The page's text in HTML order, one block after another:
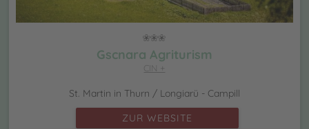
Gscnara Agriturism
CIN +
St. Martin in Thurn / Longiarü - Campill
ZUR WEBSITE